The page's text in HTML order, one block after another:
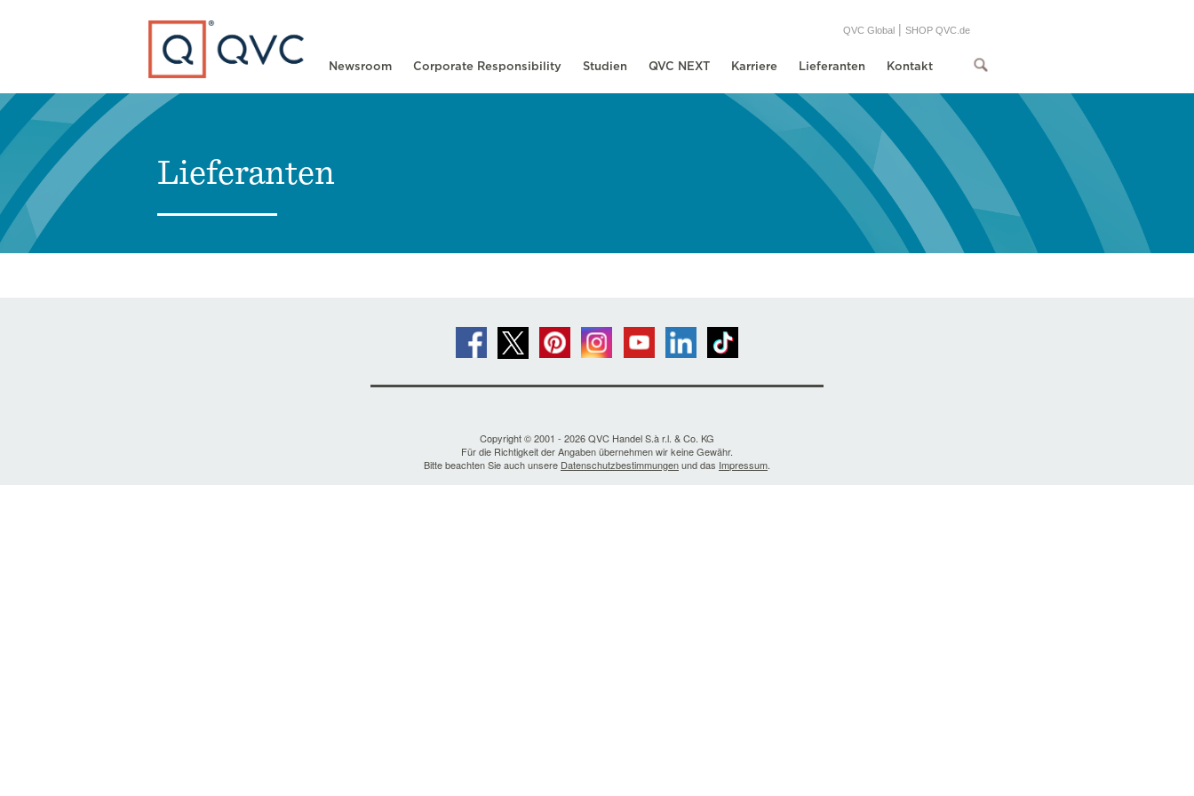
Newsroom Corporate Responsibility Studien QVC NEXT Karriere Lieferanten Kontakt
QVC Global | SHOP QVC.de
Type to search
Lieferanten
Copyright © 2001 - 2026 QVC Handel S.à r.l. & Co. KG
Für die Richtigkeit der Angaben übernehmen wir keine Gewähr.
Bitte beachten Sie auch unsere Datenschutzbestimmungenund das Impressum.